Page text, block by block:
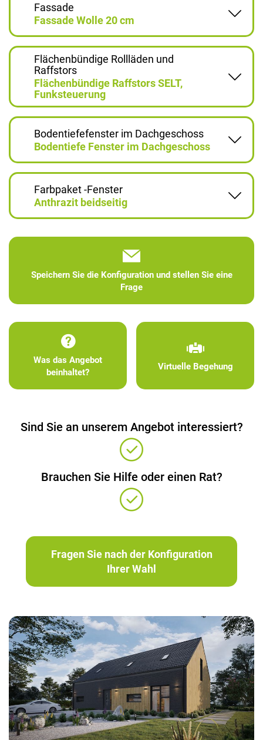
Fassade
Fassade Wolle 20 cm
Flächenbündige Rollläden und
Raffstors
Flächenbündige Raffstors SELT,
Funksteuerung
Bodentiefefenster im Dachgeschoss
Bodentiefe Fenster im Dachgeschoss
Farbpaket -Fenster
Anthrazit beidseitig
Speichern Sie die Konfiguration und stellen Sie eine
Frage
Was das Angebot
beinhaltet?
Virtuelle Begehung
Sind Sie an unserem Angebot interessiert?
Brauchen Sie Hilfe oder einen Rat?
Fragen Sie nach der Konfiguration
Ihrer Wahl